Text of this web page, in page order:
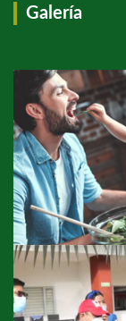
Galería